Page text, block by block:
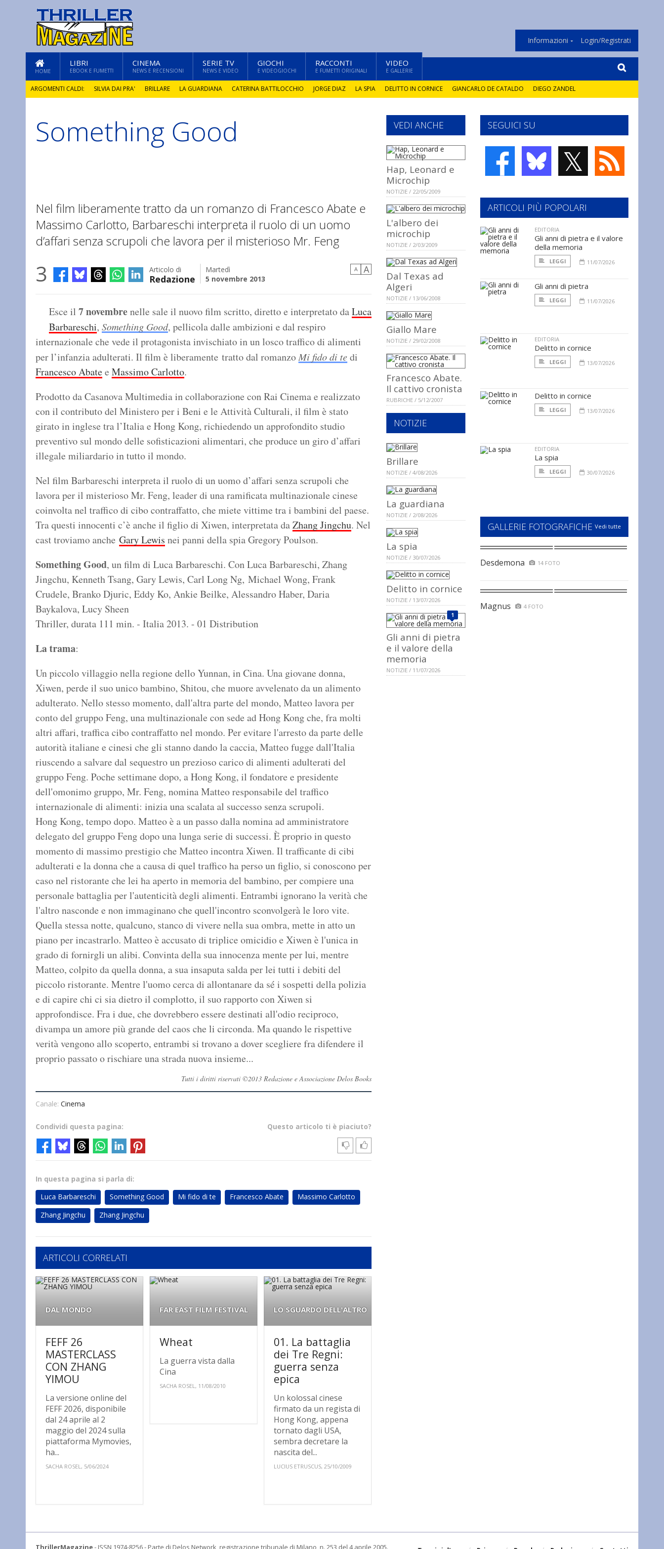
Informazioni Login/Registrati
HOME
LIBRI
EBOOK E FUMETTI
CINEMA
NEWS E RECENSIONI
SERIE TV
NEWS E VIDEO
GIOCHI
E VIDEOGIOCHI
RACCONTI
E FUMETTI ORIGINALI
VIDEO
E GALLERIE
ARGOMENTI CALDI: SILVIA DAI PRA' BRILLARE LA GUARDIANA CATERINA BATTILOCCHIO JORGE DIAZ LA SPIA DELITTO IN CORNICE GIANCARLO DE CATALDO DIEGO ZANDEL
GLI ANNI DI PIETRA
Something Good
Nel film liberamente tratto da un romanzo di Francesco Abate e
Massimo Carlotto, Barbareschi interpreta il ruolo di un uomo
d’affari senza scrupoli che lavora per il misterioso Mr. Feng
3 Articolo di
Redazione
Martedì
5 novembre 2013
A A
Esce il 7 novembrenelle sale il nuovo film scritto, diretto e interpretato daLuca
Barbareschi, Something Good, pellicola dalle ambizioni e dal respiro
internazionale che vede il protagonista invischiato in un losco traffico di alimenti
per l’infanzia adulterati. Il film è liberamente tratto dal romanzoMi fido di te di
Francesco Abatee Massimo Carlotto.
Prodotto da Casanova Multimedia in collaborazione con Rai Cinema e realizzato
con il contributo del Ministero per i Beni e le Attività Culturali, il film è stato
girato in inglese tra l’Italia e Hong Kong, richiedendo un approfondito studio
preventivo sul mondo delle sofisticazioni alimentari, che produce un giro d’affari
illegale miliardario in tutto il mondo.
Nel film Barbareschi interpreta il ruolo di un uomo d’affari senza scrupoli che
lavora per il misterioso Mr. Feng, leader di una ramificata multinazionale cinese
coinvolta nel traffico di cibo contraffatto, che miete vittime tra i bambini del paese.
Tra questi innocenti c’è anche il figlio di Xiwen, interpretata daZhang Jingchu. Nel
cast troviamo anche Gary Lewis nei panni della spia Gregory Poulson.
Something Good, un film di Luca Barbareschi. Con Luca Barbareschi, Zhang
Jingchu, Kenneth Tsang, Gary Lewis, Carl Long Ng, Michael Wong, Frank
Crudele, Branko Djuric, Eddy Ko, Ankie Beilke, Alessandro Haber, Daria
Baykalova, Lucy Sheen
Thriller, durata 111 min. - Italia 2013. - 01 Distribution
La trama:
Un piccolo villaggio nella regione dello Yunnan, in Cina. Una giovane donna,
Xiwen, perde il suo unico bambino, Shitou, che muore avvelenato da un alimento
adulterato. Nello stesso momento, dall'altra parte del mondo, Matteo lavora per
conto del gruppo Feng, una multinazionale con sede ad Hong Kong che, fra molti
altri affari, traffica cibo contraffatto nel mondo. Per evitare l'arresto da parte delle
autorità italiane e cinesi che gli stanno dando la caccia, Matteo fugge dall'Italia
riuscendo a salvare dal sequestro un prezioso carico di alimenti adulterati del
gruppo Feng. Poche settimane dopo, a Hong Kong, il fondatore e presidente
dell'omonimo gruppo, Mr. Feng, nomina Matteo responsabile del traffico
internazionale di alimenti: inizia una scalata al successo senza scrupoli.
Hong Kong, tempo dopo. Matteo è a un passo dalla nomina ad amministratore
delegato del gruppo Feng dopo una lunga serie di successi. È proprio in questo
momento di massimo prestigio che Matteo incontra Xiwen. Il trafficante di cibi
adulterati e la donna che a causa di quel traffico ha perso un figlio, si conoscono per
caso nel ristorante che lei ha aperto in memoria del bambino, per compiere una
personale battaglia per l'autenticità degli alimenti. Entrambi ignorano la verità che
l'altro nasconde e non immaginano che quell'incontro sconvolgerà le loro vite.
Quella stessa notte, qualcuno, stanco di vivere nella sua ombra, mette in atto un
piano per incastrarlo. Matteo è accusato di triplice omicidio e Xiwen è l'unica in
grado di fornirgli un alibi. Convinta della sua innocenza mente per lui, mentre
Matteo, colpito da quella donna, a sua insaputa salda per lei tutti i debiti del
piccolo ristorante. Mentre l'uomo cerca di allontanare da sé i sospetti della polizia
e di capire chi ci sia dietro il complotto, il suo rapporto con Xiwen si
approfondisce. Fra i due, che dovrebbero essere destinati all'odio reciproco,
divampa un amore più grande del caos che li circonda. Ma quando le rispettive
verità vengono allo scoperto, entrambi si trovano a dover scegliere fra difendere il
proprio passato o rischiare una strada nuova insieme...
Tutti i diritti riservati ©2013 Redazione e Associazione Delos Books
Canale: Cinema
Questo articolo ti è piaciuto?
Condividi questa pagina:
In questa pagina si parla di:
Luca Barbareschi
Something Good Mi fido di te Francesco Abate
Massimo Carlotto
Zhang Jingchu
Zhang Jingchu
ARTICOLI CORRELATI
DAL MONDO
FEFF 26
MASTERCLASS
CON ZHANG
YIMOU
La versione online del
FEFF 2026, disponibile
dal 24 aprile al 2
maggio del 2024 sulla
piattaforma Mymovies,
ha...
SACHA ROSEL, 5/06/2024
FAR EAST FILM FESTIVAL
Wheat
La guerra vista dalla
Cina
SACHA ROSEL, 11/08/2010
LO SGUARDO DELL'ALTRO
01. La battaglia
dei Tre Regni:
guerra senza
epica
Un kolossal cinese
firmato da un regista di
Hong Kong, appena
tornato dagli USA,
sembra decretare la
nascita del...
LUCIUS ETRUSCUS, 25/10/2009
SEGUICI SU
𝕏
VEDI ANCHE
Hap, Leonard e
Microchip
NOTIZIE / 22/05/2009
L'albero dei
microchip
NOTIZIE / 2/03/2009
Dal Texas ad
Algeri
NOTIZIE / 13/06/2008
Giallo Mare
NOTIZIE / 29/02/2008
Francesco Abate.
Il cattivo cronista
RUBRICHE / 5/12/2007
NOTIZIE
Brillare
NOTIZIE / 4/08/2026
La guardiana
NOTIZIE / 2/08/2026
La spia
NOTIZIE / 30/07/2026
Delitto in cornice
NOTIZIE / 13/07/2026
1
Gli anni di pietra
e il valore della
memoria
NOTIZIE / 11/07/2026
ARTICOLI PIÙ POPOLARI
EDITORIA
Gli anni di pietra e il valore
della memoria
LEGGI 11/07/2026
Gli anni di pietra
LEGGI 11/07/2026
EDITORIA
Delitto in cornice
LEGGI 13/07/2026
Delitto in cornice
LEGGI 13/07/2026
EDITORIA
La spia
LEGGI 30/07/2026
GALLERIE FOTOGRAFICHE Vedi tutte
Desdemona 14 FOTO
Magnus 4 FOTO
ThrillerMagazine- ISSN 1974-8256 - Parte di Delos Network, registrazione tribunale di Milano, n. 253 del 4 aprile 2005.